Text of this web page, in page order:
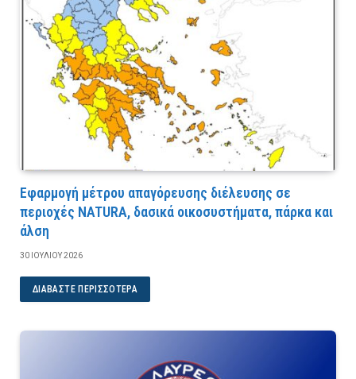
Εφαρμογή μέτρου απαγόρευσης διέλευσης σε
περιοχές NATURA, δασικά οικοσυστήματα, πάρκα και
άλση
30 ΙΟΥΛΊΟΥ 2026
ΔΙΑΒΆΣΤΕ ΠΕΡΙΣΣΌΤΕΡΑ